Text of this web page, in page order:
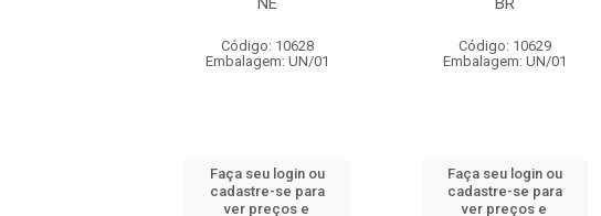
Código: 10629
Embalagem: UN/01
Faça seu login ou
cadastre-se para
ver preços e
Código: 10630
Embalagem: 30W 3000K
Faça seu login ou
cadastre-se para
ver preços e